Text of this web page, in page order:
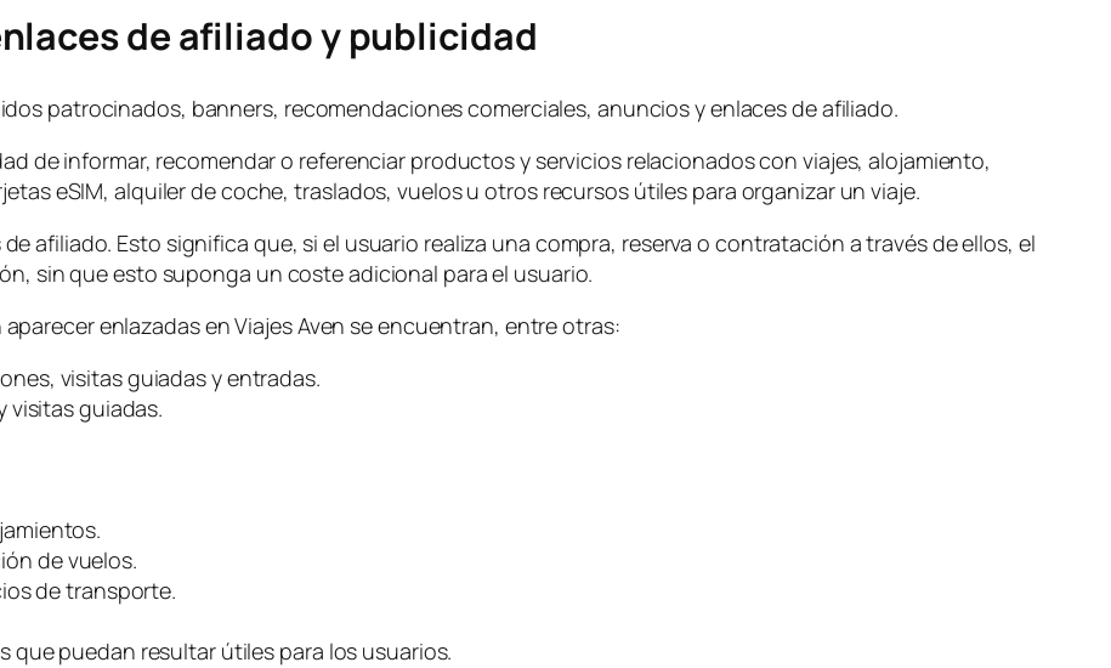
de afiliado y publicidad
patrocinados, banners, recomendaciones comerciales, anuncios y enlaces de afiliado.
de informar, recomendar o referenciar productos y servicios relacionados con viajes, alojamiento,
eSIM, alquiler de coche, traslados, vuelos u otros recursos útiles para organizar un viaje.
afiliado. Esto significa que, si el usuario realiza una compra, reserva o contratación a través de ellos, el
sin que esto suponga un coste adicional para el usuario.
enlazadas en Viajes Aven se encuentran, entre otras:
visitas guiadas y entradas.
visitas guiadas.
de vuelos.
de transporte.
que puedan resultar útiles para los usuarios.